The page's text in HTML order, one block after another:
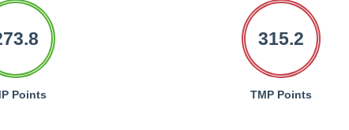
Points
315.2
TMP Points